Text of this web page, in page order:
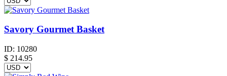
Savory Gourmet Basket
ID: 10280
$ 214.95